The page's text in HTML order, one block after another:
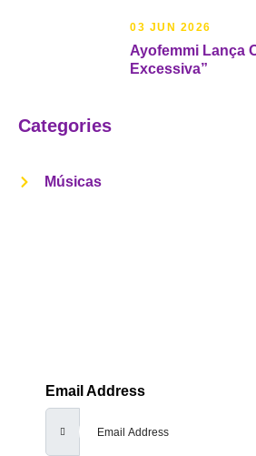
03 JUN 2026
Ayofemmi Lança
Excessiva”
Categories
Músicas
Email Address